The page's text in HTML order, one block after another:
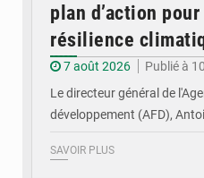
plan d’action
résilience
7 août 2026
Publié à
Le directeur général de
développement (AFD),
SAVOIR PLUS